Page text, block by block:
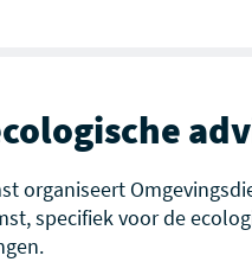
organiseert
specifiek voor de